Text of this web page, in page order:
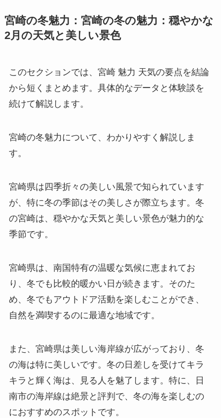
宮崎の冬魅力：宮崎の冬の魅力：穏やかな
2月の天気と美しい景色
このセクションでは、宮崎 魅力 天気の要点を結論
から短くまとめます。具体的なデータと体験談を
続けて解説します。
宮崎の冬魅力について、わかりやすく解説しま
す。
宮崎県は四季折々の美しい風景で知られています
が、特に冬の季節はその美しさが際立ちます。冬
の宮崎は、穏やかな天気と美しい景色が魅力的な
季節です。
宮崎県は、南国特有の温暖な気候に恵まれてお
り、冬でも比較的暖かい日が続きます。そのた
め、冬でもアウトドア活動を楽しむことができ、
自然を満喫するのに最適な地域です。
また、宮崎県は美しい海岸線が広がっており、冬
の海は特に美しいです。冬の日差しを受けてキラ
キラと輝く海は、見る人を魅了します。特に、日
南市の海岸線は絶景と評判で、冬の海を楽しむの
におすすめのスポットです。